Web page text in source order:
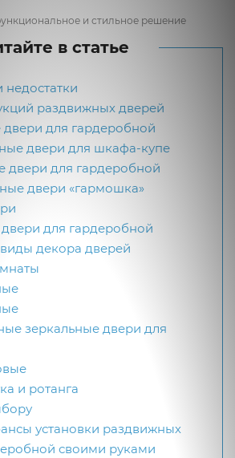
и стильное решение
в статье
недостатки
раздвижных дверей
двери для гардеробной
двери для шкафа-купе
двери для гардеробной
двери «гармошка»
для гардеробной
декора дверей
зеркальные двери для
и ротанга
установки раздвижных
своими руками